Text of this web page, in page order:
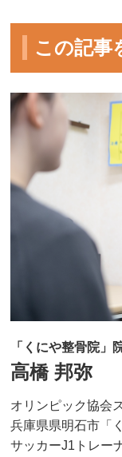
この記事
「くにや整骨院」
高橋 邦弥
オリンピック協会
兵庫県県明石市「
サッカーJ1トレー